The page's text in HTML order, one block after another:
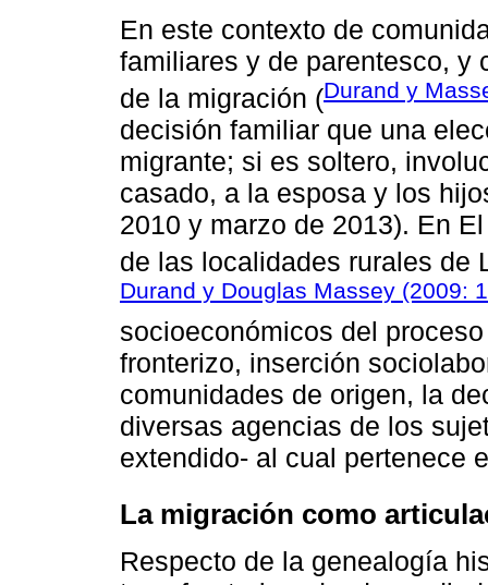
En este contexto de
familiares y de parentesco, y
de la migración (Durand y
decisión familiar que una
migrante; si es soltero,
casado, a la esposa y los
2010 y marzo de 2013). En
de las localidades rurales de
Durand y Douglas Massey (2009:
socioeconómicos del
fronterizo, inserción
comunidades de origen, la
diversas agencias de los
extendido- al cual pertenece
La migración como
Respecto de la genealogía